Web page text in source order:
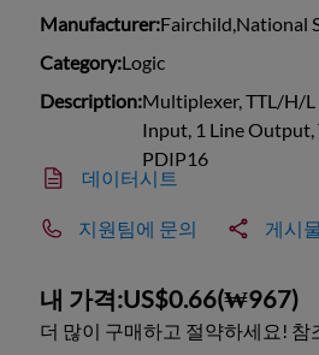
Manufacturer:Fairchild,National
Category:Logic
Description:Multiplexer, TTL/H/L
Input, 1 Line Output,
PDIP16
데이터시트
지원팀에 문의 게시
내 가격:US$0.66(₩967)
더 많이 구매하고 절약하세요! 참